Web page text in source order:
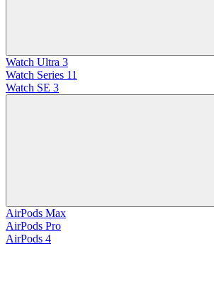
Watch Ultra 3
Watch Series 11
Watch SE 3
AirPods Max
AirPods Pro
AirPods 4